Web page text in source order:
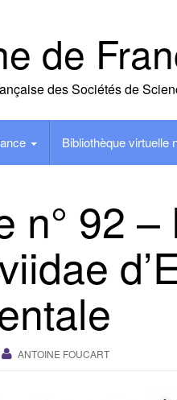
de
des Sociétés de
Bibliothèque virtuelle
n° 92
ANTOINE FOUCART